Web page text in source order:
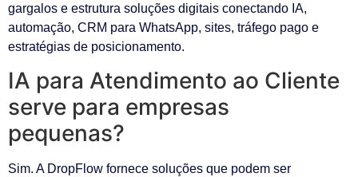
gargalos e estrutura soluções digitais conectando IA,
automação, CRM para WhatsApp, sites, tráfego pago e
estratégias de posicionamento.
IA para Atendimento ao Cliente
serve para empresas
pequenas?
Sim. A DropFlow fornece soluções que podem ser